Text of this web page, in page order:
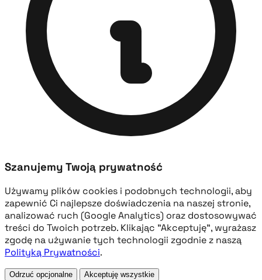
Szanujemy Twoją prywatność
Używamy plików cookies i podobnych technologii, aby
zapewnić Ci najlepsze doświadczenia na naszej stronie,
analizować ruch (Google Analytics) oraz dostosowywać
treści do Twoich potrzeb. Klikając "Akceptuję", wyrażasz
zgodę na używanie tych technologii zgodnie z naszą
Polityką Prywatności.
Odrzuć opcjonalne Akceptuję wszystkie